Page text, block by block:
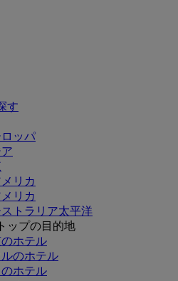
す
ロッパ
リカ
リカ
トラリア太平洋
ップの目的地
ホテル
ルのホテル
ホテル